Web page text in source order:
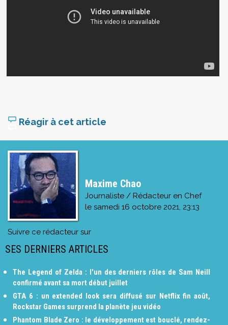
Réagir à cet article
Maxime Chao
Journaliste / Rédacteur en Chef
le samedi 16 octobre 2021, 23:13
Suivre ce rédacteur sur
SES DERNIERS ARTICLES
The Legend of Zelda : l'un des derniers rôles de Sam Neill
confirmé avant sa mort début juillet
GTA 6 : un extended look sera diffusé sur Netflix fin août,
Rockstar Games surprend la planète jeu vidéo
Phantom Blade Zero : le développement est bouclé, rendez-